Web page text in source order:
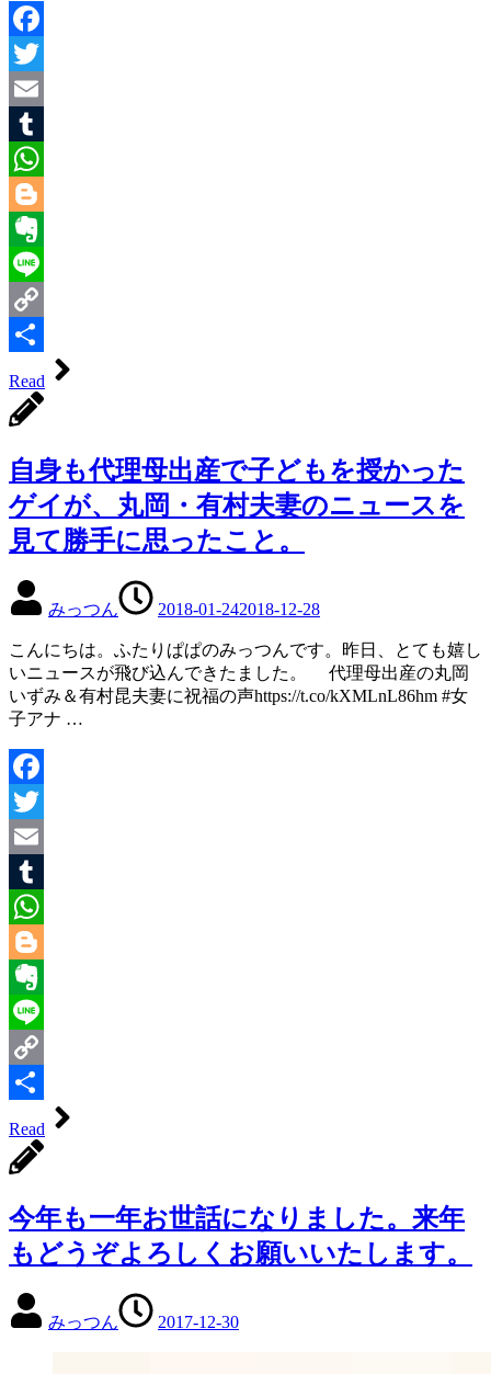
Facebook
Twitter
Email
Tumblr
WhatsApp
Blogger
Evernote
Line
Copy
有
Read
自身も代理母出産で子どもを授かった
ゲイが、丸岡・有村夫妻のニュースを
見て勝手に思ったこと。
みっつん 2018-01-242018-12-28
こんにちは。ふたりぱぱのみっつんです。昨日、とても嬉し
いニュースが飛び込んできたました。 代理母出産の丸岡
いずみ＆有村昆夫妻に祝福の声https://t.co/kXMLnL86hm #女
子アナ …
Facebook
Twitter
Email
Tumblr
WhatsApp
Blogger
Evernote
Line
Copy
有
Read
今年も一年お世話になりました。来年
もどうぞよろしくお願いいたします。
みっつん 2017-12-30